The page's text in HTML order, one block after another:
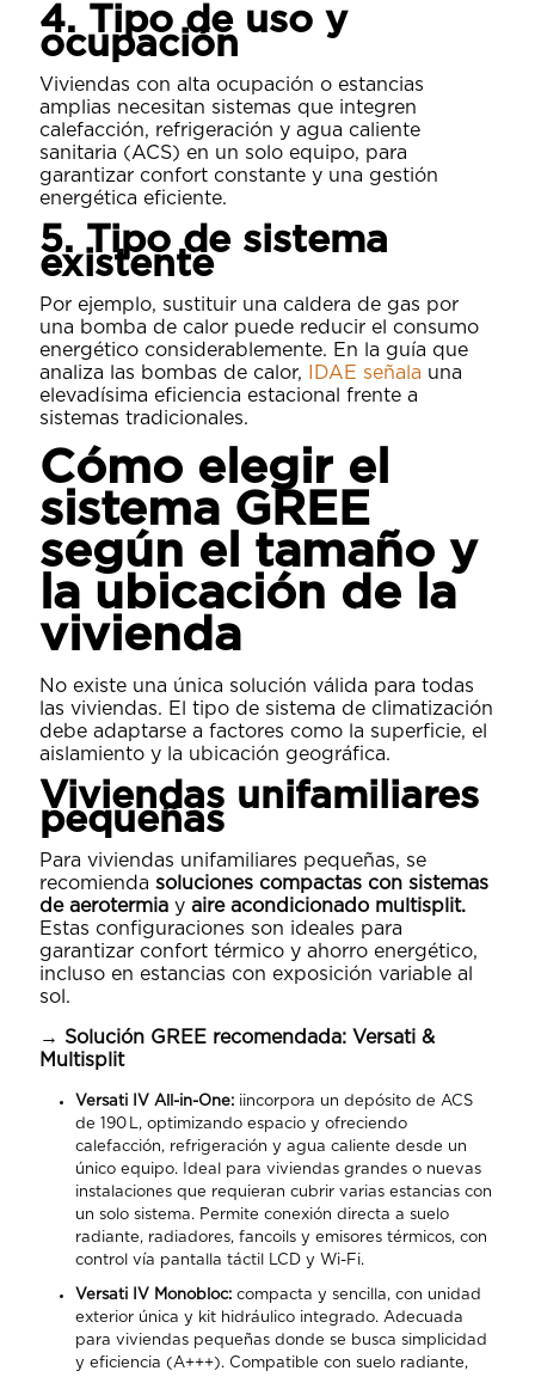
4. Tipo de uso y
ocupación
Viviendas con alta ocupación o estancias
amplias necesitan sistemas que integren
calefacción, refrigeración y agua caliente
sanitaria (ACS) en un solo equipo, para
garantizar confort constante y una gestión
energética eficiente.
5. Tipo de sistema
existente
Por ejemplo, sustituir una caldera de gas por
una bomba de calor puede reducir el consumo
energético considerablemente. En la guía que
analiza las bombas de calor, IDAE señala una
elevadísima eficiencia estacional frente a
sistemas tradicionales.
Cómo elegir el
sistema GREE
según el tamaño y
la ubicación de la
vivienda
No existe una única solución válida para todas
las viviendas. El tipo de sistema de climatización
debe adaptarse a factores como la superficie, el
aislamiento y la ubicación geográfica.
Viviendas unifamiliares
pequeñas
Para viviendas unifamiliares pequeñas, se
recomienda soluciones compactas con sistemas
de aerotermia y aire acondicionado multisplit.
Estas configuraciones son ideales para
garantizar confort térmico y ahorro energético,
incluso en estancias con exposición variable al
sol.
→ Solución GREE recomendada: Versati &
Multisplit
Versati IV All-in-One: iincorpora un depósito de ACS
de 190 L, optimizando espacio y ofreciendo
calefacción, refrigeración y agua caliente desde un
único equipo. Ideal para viviendas grandes o nuevas
instalaciones que requieran cubrir varias estancias con
un solo sistema. Permite conexión directa a suelo
radiante, radiadores, fancoils y emisores térmicos, con
control vía pantalla táctil LCD y Wi-Fi.
Versati IV Monobloc: compacta y sencilla, con unidad
exterior única y kit hidráulico integrado. Adecuada
para viviendas pequeñas donde se busca simplicidad
y eficiencia (A+++). Compatible con suelo radiante,